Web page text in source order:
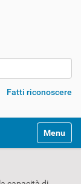
Fatti riconoscere
Alterna